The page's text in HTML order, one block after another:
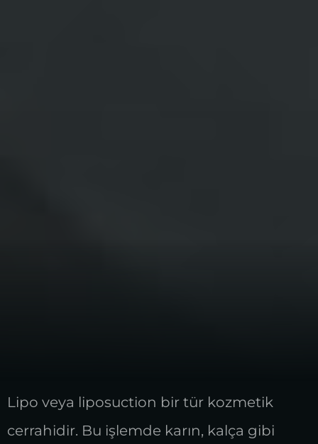
Lipo veya liposuction bir tür kozmetik
cerrahidir. Bu işlemde karın, kalça gibi